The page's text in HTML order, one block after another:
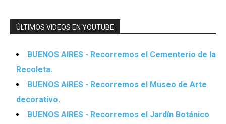
ÚLTIMOS VIDEOS EN YOUTUBE
BUENOS AIRES - Recorremos el Cementerio de la
Recoleta.
BUENOS AIRES - Recorremos el Museo de Arte
decorativo.
BUENOS AIRES - Recorremos el Jardín Botánico